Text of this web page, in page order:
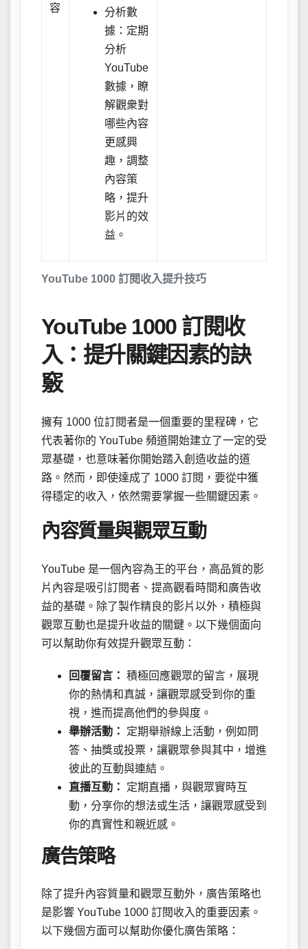
YouTube 1000 訂閱收入提升技巧
容
分析數
據：定期
分析
YouTube
數據，瞭
解觀衆對
哪些內容
更感興
趣，調整
內容策
略，提升
影片的效
益。
YouTube 1000 訂閱收
入：提升關鍵因素的訣
竅
擁有 1000 位訂閱者是一個重要的里程碑，它
代表著你的 YouTube 頻道開始建立了一定的受
眾基礎，也意味著你開始踏入創造收益的道
路。然而，即使達成了 1000 訂閱，要從中獲
得穩定的收入，依然需要掌握一些關鍵因素。
內容質量與觀眾互動
YouTube 是一個內容為王的平台，高品質的影
片內容是吸引訂閱者、提高觀看時間和廣告收
益的基礎。除了製作精良的影片以外，積極與
觀眾互動也是提升收益的關鍵。以下幾個面向
可以幫助你有效提升觀眾互動：
回覆留言： 積極回應觀眾的留言，展現
你的熱情和真誠，讓觀眾感受到你的重
視，進而提高他們的參與度。
舉辦活動：
定期舉辦線上活動，例如問
答、抽獎或投票，讓觀眾參與其中，增進
彼此的互動與連結。
直播互動：
定期直播，與觀眾實時互
動，分享你的想法或生活，讓觀眾感受到
你的真實性和親近感。
廣告策略
除了提升內容質量和觀眾互動外，廣告策略也
是影響 YouTube 1000 訂閱收入的重要因素。
以下幾個方面可以幫助你優化廣告策略：